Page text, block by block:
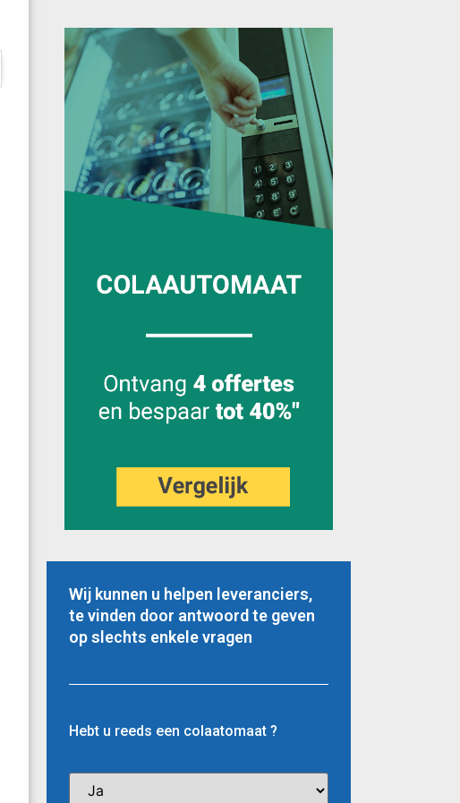
Wij kunnen u helpen leveranciers,
te vinden door antwoord te geven
op slechts enkele vragen
Hebt u reeds een colaatomaat ?